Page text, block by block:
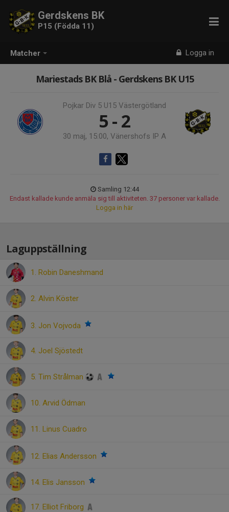
Matcher Logga in
Gerdskens BK
P15 (Födda 11)
Mariestads BK Blå - Gerdskens BK U15
Pojkar Div 5 U15 Västergötland
5 - 2
30 maj, 15:00, Vänershofs IP A
Samling 12:44
Endast kallade kunde anmäla sig till aktiviteten. 37 personer var kallade.
Logga in här
Laguppställning
1. Robin Daneshmand
2. Alvin Köster
3. Jon Vojvoda
4. Joel Sjöstedt
5. Tim Strålman
10. Arvid Ödman
11. Linus Cuadro
12. Elias Andersson
14. Elis Jansson
17. Elliot Friborg